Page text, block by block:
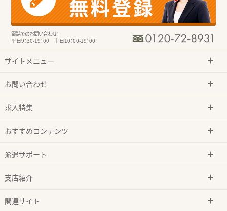
電話でのお問い合わせ：
平日9：30-19：00 土日10：00-19：00
サイトメニュー
お問い合わせ
求人特集
おすすめコンテンツ
派遣サポート
支店紹介
関連サイト